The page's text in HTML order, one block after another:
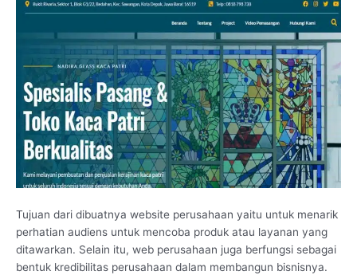
Tujuan dari dibuatnya website perusahaan yaitu untuk menarik
perhatian audiens untuk mencoba produk atau layanan yang
ditawarkan. Selain itu, web perusahaan juga berfungsi sebagai
bentuk kredibilitas perusahaan dalam membangun bisnisnya.